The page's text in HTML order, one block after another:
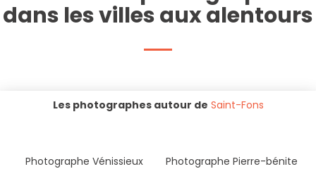
dans les villes aux alentours
Les photographes autour de Saint-Fons
Photographe Vénissieux
Photographe Pierre-bénite